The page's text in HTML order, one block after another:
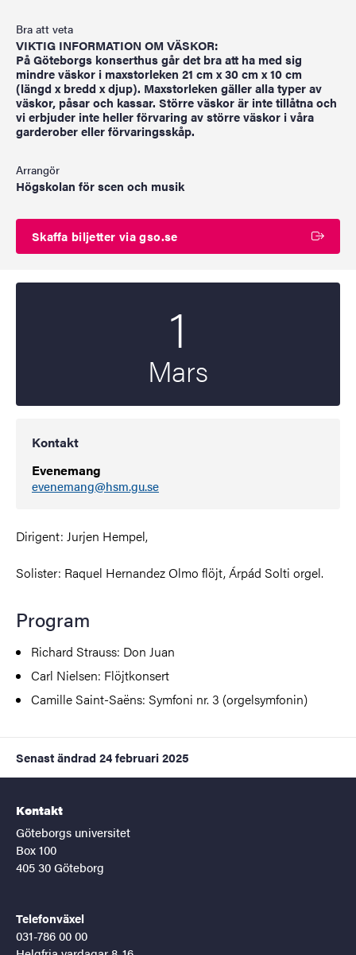
Bra att veta
VIKTIG INFORMATION OM VÄSKOR:
På Göteborgs konserthus går det bra att ha med sig
mindre väskor i maxstorleken 21 cm x 30 cm x 10 cm
(längd x bredd x djup). Maxstorleken gäller alla typer av
väskor, påsar och kassar. Större väskor är inte tillåtna och
vi erbjuder inte heller förvaring av större väskor i våra
garderober eller förvaringsskåp.
Arrangör
Högskolan för scen och musik
Skaffa biljetter via gso.se
1
Mars
Kontakt
Evenemang
evenemang@hsm.gu.se
Dirigent: Jurjen Hempel,
Solister: Raquel Hernandez Olmo flöjt, Árpád Solti orgel.
Program
Richard Strauss: Don Juan
Carl Nielsen: Flöjtkonsert
Camille Saint-Saëns: Symfoni nr. 3 (orgelsymfonin)
Senast ändrad 24 februari 2025
Kontakt
Göteborgs universitet
Box 100
405 30 Göteborg
Telefonväxel
031-786 00 00